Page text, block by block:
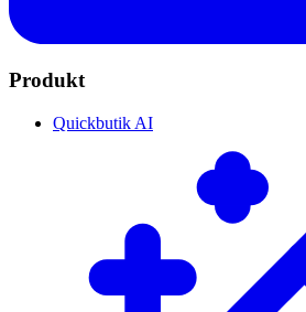
Produkt
Quickbutik AI